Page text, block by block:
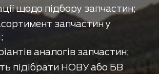
щодо підбору запчастин;
запчастин у
аналогів запчастин;
підібрати НОВУ або БВ